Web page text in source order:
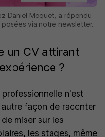
Daniel Moquet, a répondu
via notre newsletter.
un CV attirant
?
n'est
façon de raconter
miser sur les
les stages, même